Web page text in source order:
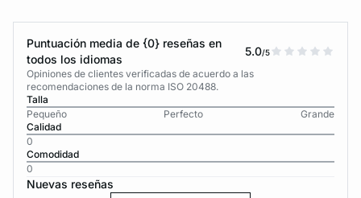
Puntuación media de {0} reseñas en
todos los idiomas
5.0/5
Opiniones de clientes verificadas de acuerdo a las
recomendaciones de la norma ISO 20488.
Talla
Pequeño
Perfecto
Grande
Calidad
0
Comodidad
0
Nuevas reseñas